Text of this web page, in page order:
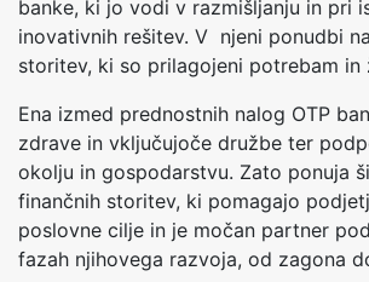
banke, ki jo vodi v razmišljanju in pri
inovativnih rešitev. V njeni ponudbi
storitev, ki so prilagojeni potrebam in
Ena izmed prednostnih nalog OTP
zdrave in vključujoče družbe ter
okolju in gospodarstvu. Zato ponuja
finančnih storitev, ki pomagajo
poslovne cilje in je močan partner
fazah njihovega razvoja, od zagona